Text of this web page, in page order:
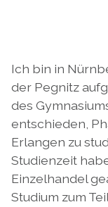
Ich bin in
der Pegnitz
des
entschieden,
Erlangen zu
Studienzeit
Einzelhandel
Studium zum